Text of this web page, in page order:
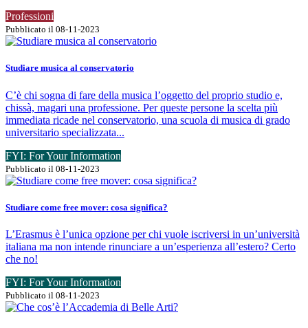
Professioni
Pubblicato il 08-11-2023
Studiare musica al conservatorio
C’è chi sogna di fare della musica l’oggetto del proprio studio e,
chissà, magari una professione. Per queste persone la scelta più
immediata ricade nel conservatorio, una scuola di musica di grado
universitario specializzata...
FYI: For Your Information
Pubblicato il 08-11-2023
Studiare come free mover: cosa significa?
L’Erasmus è l’unica opzione per chi vuole iscriversi in un’università
italiana ma non intende rinunciare a un’esperienza all’estero? Certo
che no!
FYI: For Your Information
Pubblicato il 08-11-2023